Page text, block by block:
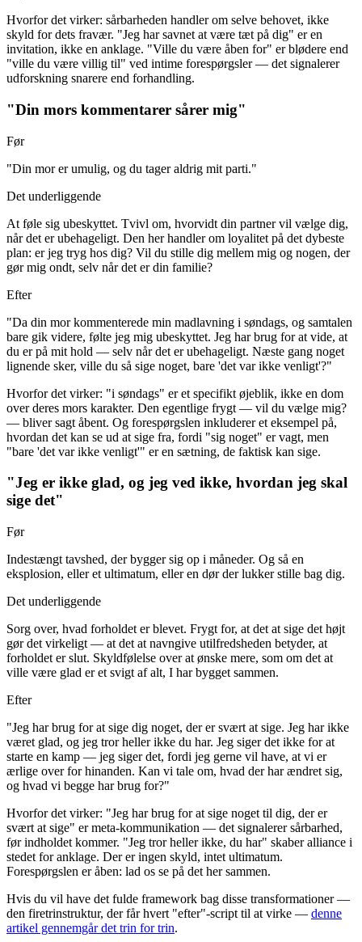
Hvorfor det virker: sårbarheden handler om selve behovet, ikke
skyld for dets fravær. "Jeg har savnet at være tæt på dig" er en
invitation, ikke en anklage. "Ville du være åben for" er blødere end
"ville du være villig til" ved intime forespørgsler — det signalerer
udforskning snarere end forhandling.
"Din mors kommentarer sårer mig"
Før
"Din mor er umulig, og du tager aldrig mit parti."
Det underliggende
At føle sig ubeskyttet. Tvivl om, hvorvidt din partner vil vælge dig,
når det er ubehageligt. Den her handler om loyalitet på det dybeste
plan: er jeg tryg hos dig? Vil du stille dig mellem mig og nogen, der
gør mig ondt, selv når det er din familie?
Efter
"Da din mor kommenterede min madlavning i søndags, og samtalen
bare gik videre, følte jeg mig ubeskyttet. Jeg har brug for at vide, at
du er på mit hold — selv når det er ubehageligt. Næste gang noget
lignende sker, ville du så sige noget, bare 'det var ikke venligt'?"
Hvorfor det virker: "i søndags" er et specifikt øjeblik, ikke en dom
over deres mors karakter. Den egentlige frygt — vil du vælge mig?
— bliver sagt åbent. Og forespørgslen inkluderer et eksempel på,
hvordan det kan se ud at sige fra, fordi "sig noget" er vagt, men
"bare 'det var ikke venligt'" er en sætning, de faktisk kan sige.
"Jeg er ikke glad, og jeg ved ikke, hvordan jeg skal
sige det"
Før
Indestængt tavshed, der bygger sig op i måneder. Og så en
eksplosion, eller et ultimatum, eller en dør der lukker stille bag dig.
Det underliggende
Sorg over, hvad forholdet er blevet. Frygt for, at det at sige det højt
gør det virkeligt — at det at navngive utilfredsheden betyder, at
forholdet er slut. Skyldfølelse over at ønske mere, som om det at
ville være glad er et svigt af alt, I har bygget sammen.
Efter
"Jeg har brug for at sige dig noget, der er svært at sige. Jeg har ikke
været glad, og jeg tror heller ikke du har. Jeg siger det ikke for at
starte en kamp — jeg siger det, fordi jeg gerne vil have, at vi er
ærlige over for hinanden. Kan vi tale om, hvad der har ændret sig,
og hvad vi begge har brug for?"
Hvorfor det virker: "Jeg har brug for at sige noget til dig, der er
svært at sige" er meta-kommunikation — det signalerer sårbarhed,
før indholdet kommer. "Jeg tror heller ikke, du har" skaber alliance i
stedet for anklage. Der er ingen skyld, intet ultimatum.
Forespørgslen er åben: lad os se på det her sammen.
Hvis du vil have det fulde framework bag disse transformationer —
den firetrinstruktur, der får hvert "efter"-script til at virke — denne
artikel gennemgår det trin for trin.